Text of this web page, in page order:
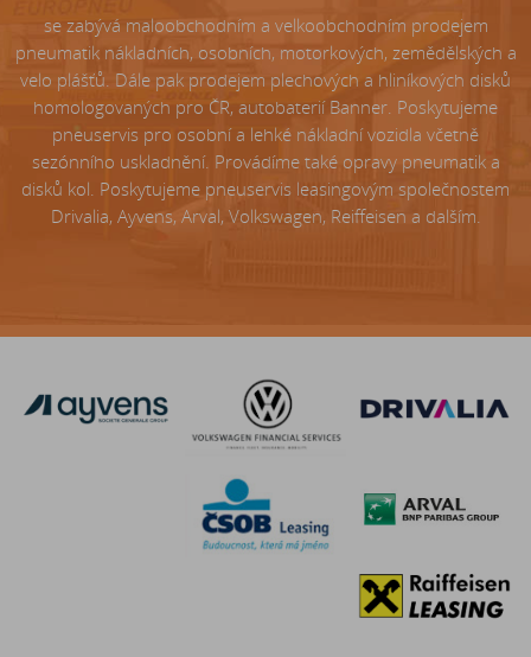
se zabývá maloobchodním a velkoobchodním prodejem
pneumatik nákladních, osobních, motorkových, zemědělských a
velo plášťů. Dále pak prodejem plechových a hliníkových disků
homologovaných pro ČR, autobaterií Banner. Poskytujeme
pneuservis pro osobní a lehké nákladní vozidla včetně
sezónního uskladnění. Provádíme také opravy pneumatik a
disků kol. Poskytujeme pneuservis leasingovým společnostem
Drivalia, Ayvens, Arval, Volkswagen, Reiffeisen a dalším.